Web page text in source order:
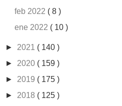
feb 2022 ( 8 )
ene 2022 ( 10 )
► 2021 ( 140 )
► 2020 ( 159 )
► 2019 ( 175 )
► 2018 ( 125 )